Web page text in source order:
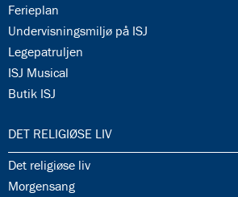
34.13:
Ferieplan
34.14:
Undervisningsmiljø på ISJ
34.15:
Legepatruljen
34.16:
ISJ Musical
34.17:
Butik ISJ
35.0:
DET RELIGIØSE LIV
35.1:
Det religiøse liv
35.2:
Morgensang